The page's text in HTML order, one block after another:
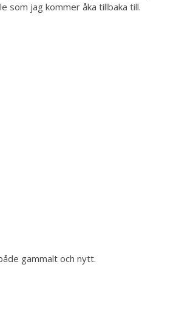
som jag kommer åka tillbaka till.
gammalt och nytt.